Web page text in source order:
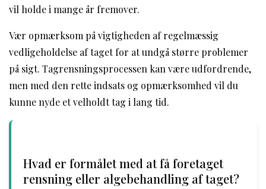
vil holde i mange år fremover.
Vær opmærksom på vigtigheden af regelmæssig
vedligeholdelse af taget for at undgå større problemer
på sigt. Tagrensningsprocessen kan være udfordrende,
men med den rette indsats og opmærksomhed vil du
kunne nyde et velholdt tag i lang tid.
Hvad er formålet med at få foretaget
rensning eller algebehandling af taget?